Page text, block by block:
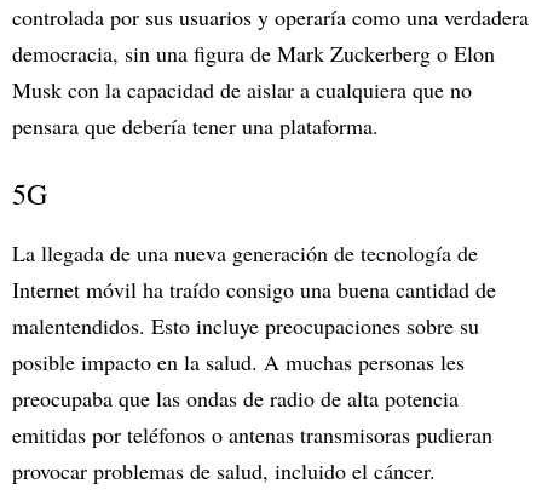
controlada por sus usuarios y operaría como una verdadera
democracia, sin una figura de Mark Zuckerberg o Elon
Musk con la capacidad de aislar a cualquiera que no
pensara que debería tener una plataforma.
5G
La llegada de una nueva generación de tecnología de
Internet móvil ha traído consigo una buena cantidad de
malentendidos. Esto incluye preocupaciones sobre su
posible impacto en la salud. A muchas personas les
preocupaba que las ondas de radio de alta potencia
emitidas por teléfonos o antenas transmisoras pudieran
provocar problemas de salud, incluido el cáncer.